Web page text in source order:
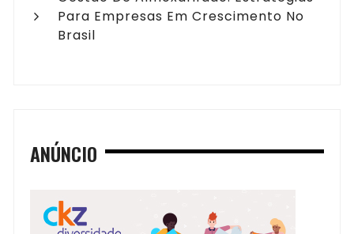
Para Empresas Em Crescimento No
Brasil
ANÚNCIO